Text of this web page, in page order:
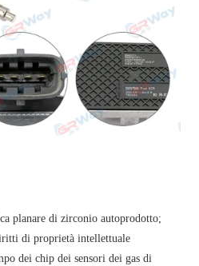
planare di zirconio autoprodotto;
di proprietà intellettuale
dei chip dei sensori dei gas di